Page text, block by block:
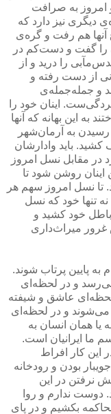
امروز به صرافت
دیگری نیز دارد كه
هم رفت و گره‌ی
را گفت و دست‌كم در
را درید و از
از دست رفته و
و جمله‌جمله‌ی
اینان خود را
به این بهانه كه آنها
به آرمان‌شهر
كشید. باید وادارشان
در مقابل نسل امروز
اینان روشن شود تا
تا نسل امروز سهم هر
تنها خود كه نسل
باطل خود كشید و
غرور میراث‌داری
به پایین پرتاب شوند.
می‌رسد و در لحظه‌ای
لحظه‌ای عاشق و شیفته
می‌شوند و در لحظه‌ای
یا همان انسان به
ما ایرانیان است.
این كار افراط
بودن و رودخانه
نرفتن در این
ندارم و روا
بكشیم و در پای